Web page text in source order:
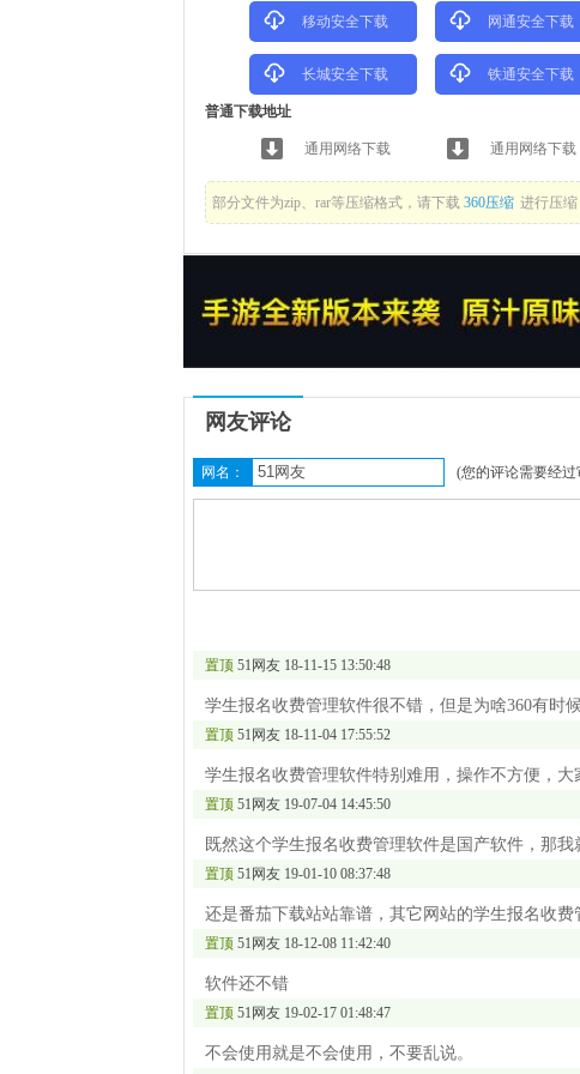
移动安全下载 网通安全下载
长城安全下载 铁通安全下载
普通下载地址
通用网络下载 通用网络下载
部分文件为zip、rar等压缩格式，请下载 360压缩 进行压缩
网友评论
网名： (您的评论需要经
置顶 51网友 18-11-15 13:50:48
学生报名收费管理软件很不错，但是为啥360有时
置顶 51网友 18-11-04 17:55:52
学生报名收费管理软件特别难用，操作不方便，大
置顶 51网友 19-07-04 14:45:50
既然这个学生报名收费管理软件是国产软件，那我
置顶 51网友 19-01-10 08:37:48
还是番茄下载站站靠谱，其它网站的学生报名收
置顶 51网友 18-12-08 11:42:40
软件还不错
置顶 51网友 19-02-17 01:48:47
不会使用就是不会使用，不要乱说。